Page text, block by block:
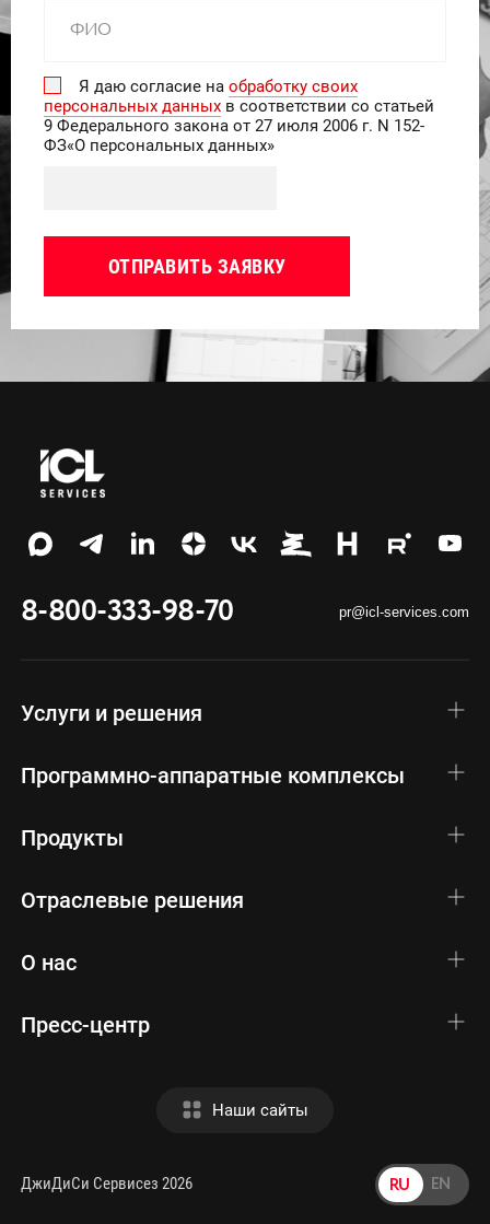
Я даю согласие на обработку своих
персональных данных в соответствии со статьей
9 Федерального закона от 27 июля 2006 г. N 152-
ФЗ«О персональных данных»
ОТПРАВИТЬ ЗАЯВКУ
8-800-333-98-70 pr@icl-services.com
Услуги и решения
Программно-аппаратные комплексы
Продукты
Отраслевые решения
О нас
Пресс-центр
Наши сайты
ДжиДиСи Сервисез 2026 RU EN